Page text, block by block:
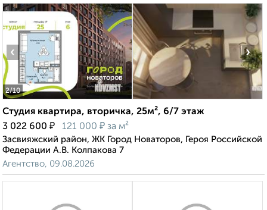
2/10
‹ ›
Студия квартира, вторичка, 25м², 6/7 этаж
3 022 600 ₽ 121 000 ₽ за м²
Засвияжский район, ЖК Город Новаторов, Героя Российской
Федерации А.В. Колпакова 7
Агентство, 09.08.2026